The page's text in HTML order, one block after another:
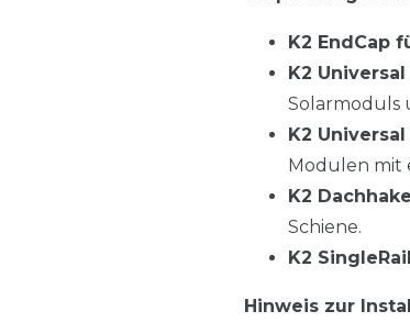
K2 EndCap
K2
Solarmoduls
K2
Modulen mit
K2
Schiene.
K2
Hinweis zur